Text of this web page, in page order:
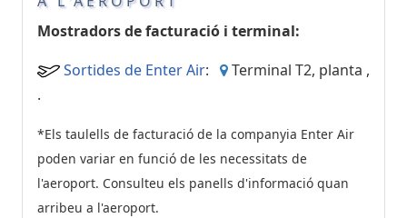
Mostradors de facturació i terminal:
Sortides de Enter Air:
Terminal T2, planta ,
.
*Els taulells de facturació de la companyia Enter Air
poden variar en funció de les necessitats de
l'aeroport. Consulteu els panells d'informació quan
arribeu a l'aeroport.